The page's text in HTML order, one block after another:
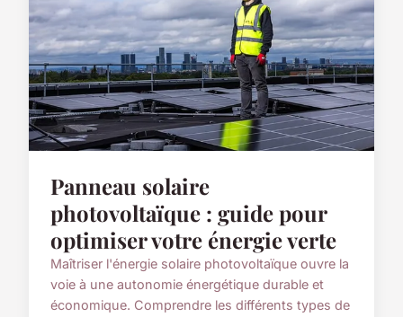
Panneau solaire
photovoltaïque : guide pour
optimiser votre énergie verte
Maîtriser l'énergie solaire photovoltaïque ouvre la
voie à une autonomie énergétique durable et
économique. Comprendre les différents types de